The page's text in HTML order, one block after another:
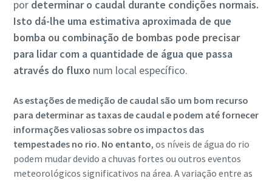
por determinar o caudal durante condições normais.
Isto dá-lhe uma estimativa aproximada de que
bomba ou combinação de bombas pode precisar
para lidar com a quantidade de água que passa
através do fluxo num local específico.
As estações de medição de caudal são um bom recurso
para determinar as taxas de caudal e podem até fornecer
informações valiosas sobre os impactos das
tempestades no rio. No entanto, os níveis de água do rio
podem mudar devido a chuvas fortes ou outros eventos
meteorológicos significativos na área. A variação entre as